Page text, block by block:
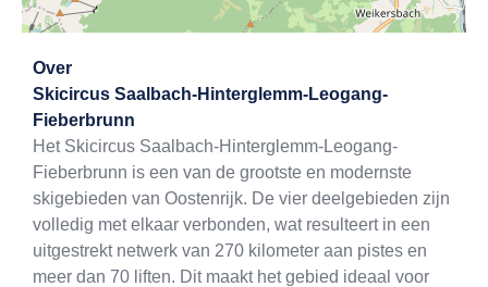
Over
Skicircus Saalbach-Hinterglemm-Leogang-
Fieberbrunn
Het Skicircus Saalbach-Hinterglemm-Leogang-
Fieberbrunn is een van de grootste en modernste
skigebieden van Oostenrijk. De vier deelgebieden zijn
volledig met elkaar verbonden, wat resulteert in een
uitgestrekt netwerk van 270 kilometer aan pistes en
meer dan 70 liften. Dit maakt het gebied ideaal voor